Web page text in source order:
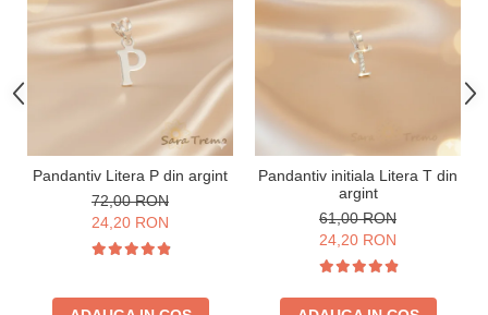
Pandantiv Litera P din argint
72,00 RON
24,20 RON
Pandantiv initiala Litera T din
argint
61,00 RON
24,20 RON